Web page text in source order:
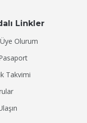
Linkler
Olurum
Takvimi